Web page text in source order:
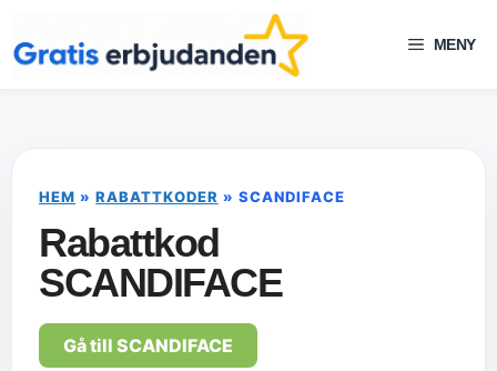
till
innehåll
MENY
HEM »RABATTKODER » SCANDIFACE
Rabattkod
SCANDIFACE
Gå till SCANDIFACE